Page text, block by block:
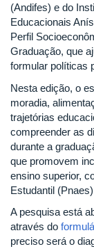
(Andifes) e do
Educacionais
Perfil
Graduação, que
formular políticas
Nesta edição, o
moradia,
trajetórias
compreender as
durante a
que promovem
ensino superior,
Estudantil
A pesquisa está
através do
preciso será o